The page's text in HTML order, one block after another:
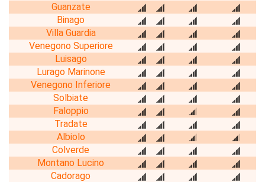
Guanzate
Binago
Villa Guardia
Venegono Superiore
Luisago
Lurago Marinone
Venegono Inferiore
Solbiate
Faloppio
Tradate
Albiolo
Colverde
Montano Lucino
Cadorago